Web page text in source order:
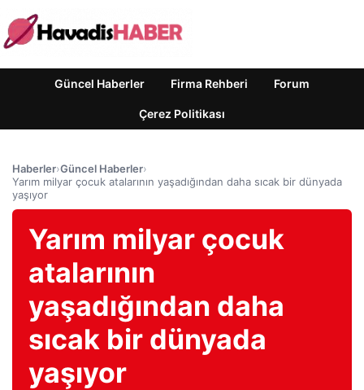
Güncel Haberler Firma Rehberi Forum
Çerez Politikası
Haberler›Güncel Haberler›
Yarım milyar çocuk atalarının yaşadığından daha sıcak bir dünyada
yaşıyor
Yarım milyar çocuk
atalarının
yaşadığından daha
sıcak bir dünyada
yaşıyor